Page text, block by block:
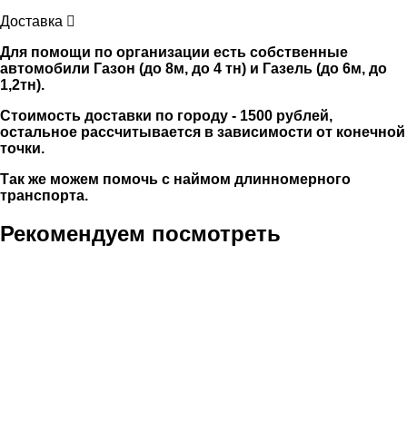
Доставка
Для помощи по организации есть собственные
автомобили Газон (до 8м, до 4 тн) и Газель (до 6м, до
1,2тн).
Стоимость доставки по городу - 1500 рублей,
остальное рассчитывается в зависимости от конечной
точки.
Так же можем помочь с наймом длинномерного
транспорта.
Рекомендуем посмотреть